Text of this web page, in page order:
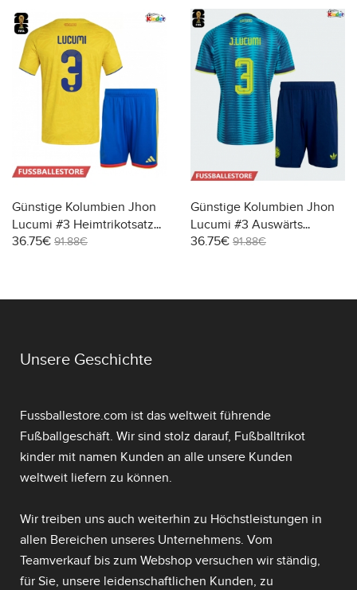
Günstige Kolumbien Jhon
Lucumi #3 Heimtrikotsatz
Kinder WM 2026 Kurzarm
36.75€ 91.88€
Günstige Kolumbien Jhon
Lucumi #3 Auswärts
Trikotsatzt Kinder WM 2026
36.75€ 91.88€
Unsere Geschichte
Fussballestore.com ist das weltweit führende
Fußballgeschäft. Wir sind stolz darauf, Fußballtrikot
kinder mit namen Kunden an alle unsere Kunden
weltweit liefern zu können.
Wir treiben uns auch weiterhin zu Höchstleistungen in
allen Bereichen unseres Unternehmens. Vom
Teamverkauf bis zum Webshop versuchen wir ständig,
für Sie, unsere leidenschaftlichen Kunden, zu